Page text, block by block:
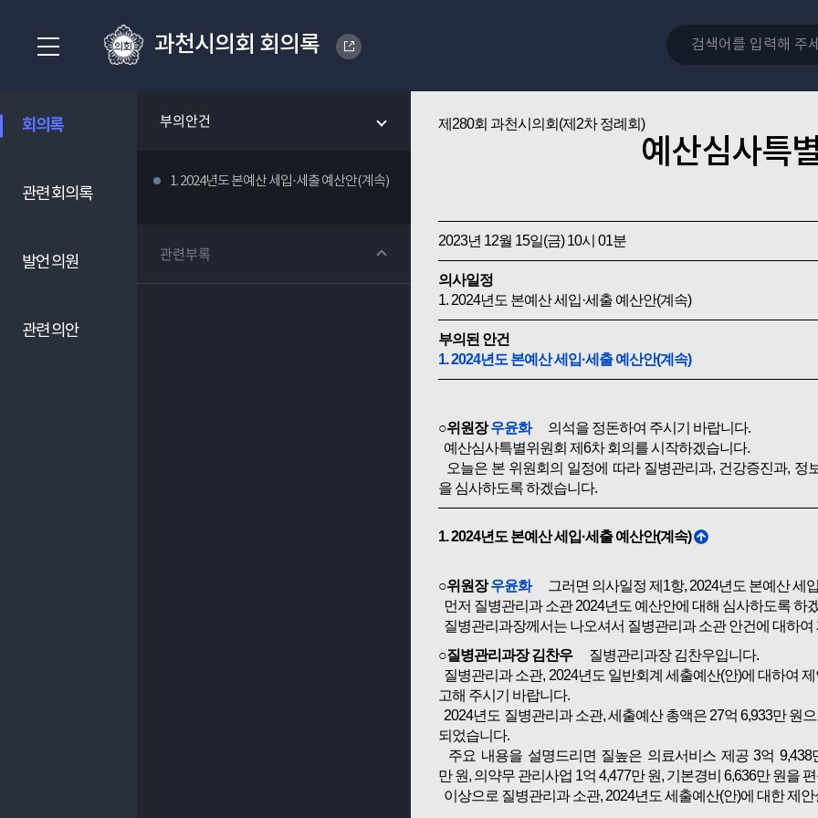
과천시의회 회의록
회의록 부의안건
1. 2024년도 본예산 세입·세출 예산안(계속)
관련부록
관련 회의록
발언 의원
관련 의안
제280회 과천시의회(제2차 정례회)
예산심사특
2023년 12월 15일(금) 10시 01분
의사일정
1. 2024년도 본예산 세입·세출 예산안(계속)
부의된 안건
1. 2024년도 본예산 세입·세출 예산안(계속)
○위원장우윤화의석을 정돈하여 주시기 바랍니다.
예산심사특별위원회 제6차 회의를 시작하겠습니다.
오늘은 본 위원회의 일정에 따라 질병관리과, 건강증진과,
을 심사하도록 하겠습니다.
1. 2024년도 본예산 세입·세출 예산안(계속)
○위원장우윤화그러면 의사일정 제1항, 2024년도 본예산 세
먼저 질병관리과 소관 2024년도 예산안에 대해 심사하도록 하
질병관리과장께서는 나오셔서 질병관리과 소관 안건에 대하
○질병관리과장 김찬우질병관리과장 김찬우입니다.
질병관리과 소관, 2024년도 일반회계 세출예산(안)에 대하여
고해 주시기 바랍니다.
2024년도 질병관리과 소관, 세출예산 총액은 27억 6,933만 원
되었습니다.
주요 내용을 설명드리면 질높은 의료서비스 제공 3억
만 원, 의약무 관리사업 1억 4,477만 원, 기본경비 6,636만 원을
이상으로 질병관리과 소관, 2024년도 세출예산(안)에 대한 제